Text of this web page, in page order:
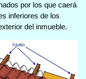
por los que caerá
inferiores de los
del inmueble.